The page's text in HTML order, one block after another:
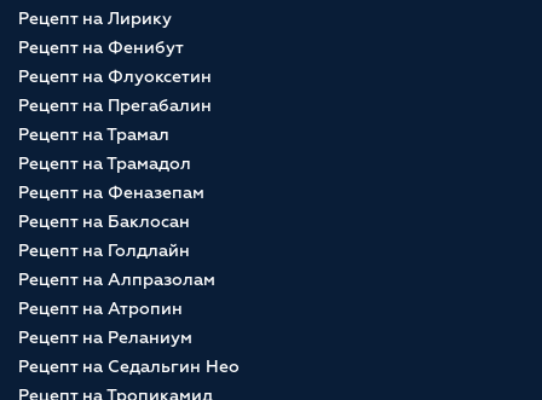
Рецепт на Лирику
Рецепт на Фенибут
Рецепт на Флуоксетин
Рецепт на Прегабалин
Рецепт на Трамал
Рецепт на Трамадол
Рецепт на Феназепам
Рецепт на Баклосан
Рецепт на Голдлайн
Рецепт на Алпразолам
Рецепт на Атропин
Рецепт на Реланиум
Рецепт на Седальгин Нео
Рецепт на Тропикамид